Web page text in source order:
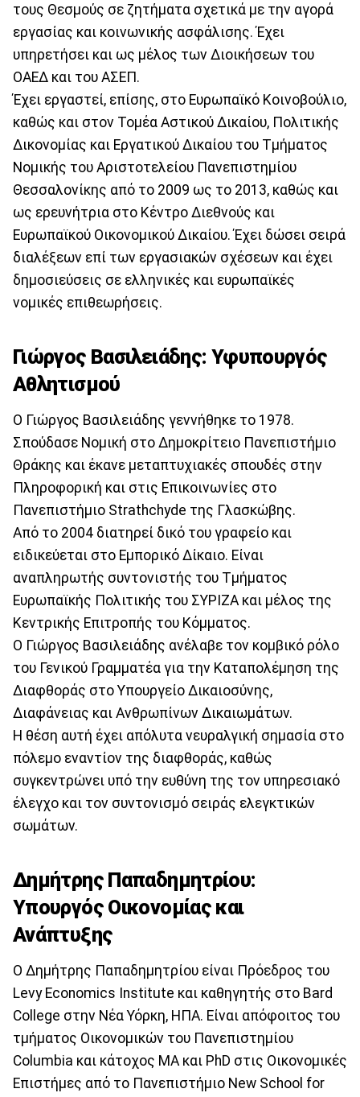
τους Θεσμούς σε ζητήματα σχετικά με την αγορά
εργασίας και κοινωνικής ασφάλισης. Έχει
υπηρετήσει και ως μέλος των Διοικήσεων του
ΟΑΕΔ και του ΑΣΕΠ.
Έχει εργαστεί, επίσης, στο Ευρωπαϊκό Κοινοβούλιο,
καθώς και στον Τομέα Αστικού Δικαίου, Πολιτικής
Δικονομίας και Εργατικού Δικαίου του Τμήματος
Νομικής του Αριστοτελείου Πανεπιστημίου
Θεσσαλονίκης από το 2009 ως το 2013, καθώς και
ως ερευνήτρια στο Κέντρο Διεθνούς και
Ευρωπαϊκού Οικονομικού Δικαίου. Έχει δώσει σειρά
διαλέξεων επί των εργασιακών σχέσεων και έχει
δημοσιεύσεις σε ελληνικές και ευρωπαϊκές
νομικές επιθεωρήσεις.
Γιώργος Βασιλειάδης: Υφυπουργός
Αθλητισμού
Ο Γιώργος Βασιλειάδης γεννήθηκε το 1978.
Σπούδασε Νομική στο Δημοκρίτειο Πανεπιστήμιο
Θράκης και έκανε μεταπτυχιακές σπουδές στην
Πληροφορική και στις Επικοινωνίες στο
Πανεπιστήμιο Strathchyde της Γλασκώβης.
Από το 2004 διατηρεί δικό του γραφείο και
ειδικεύεται στο Εμπορικό Δίκαιο. Είναι
αναπληρωτής συντονιστής του Τμήματος
Ευρωπαϊκής Πολιτικής του ΣΥΡΙΖΑ και μέλος της
Κεντρικής Επιτροπής του Κόμματος.
Ο Γιώργος Βασιλειάδης ανέλαβε τον κομβικό ρόλο
του Γενικού Γραμματέα για την Καταπολέμηση της
Διαφθοράς στο Υπουργείο Δικαιοσύνης,
Διαφάνειας και Ανθρωπίνων Δικαιωμάτων.
Η θέση αυτή έχει απόλυτα νευραλγική σημασία στο
πόλεμο εναντίον της διαφθοράς, καθώς
συγκεντρώνει υπό την ευθύνη της τον υπηρεσιακό
έλεγχο και τον συντονισμό σειράς ελεγκτικών
σωμάτων.
Δημήτρης Παπαδημητρίου:
Υπουργός Οικονομίας και
Ανάπτυξης
Ο Δημήτρης Παπαδημητρίου είναι Πρόεδρος του
Levy Economics Institute και καθηγητής στο Bard
College στην Νέα Υόρκη, ΗΠΑ. Είναι απόφοιτος του
τμήματος Οικονομικών του Πανεπιστημίου
Columbia και κάτοχος MA και PhD στις Οικονομικές
Επιστήμες από το Πανεπιστήμιο New School for